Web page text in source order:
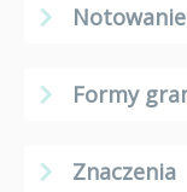
Formy
Znaczenia